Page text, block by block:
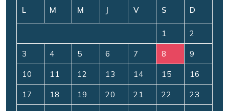
L M M J V S D
1 2
3 4 5 6 7 8 9
10 11 12 13 14 15 16
17 18 19 20 21 22 23